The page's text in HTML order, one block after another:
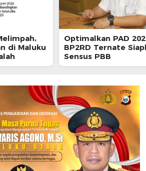
di Maluku
Optimalkan PAD
BP2RD Ternate
Sensus PBB